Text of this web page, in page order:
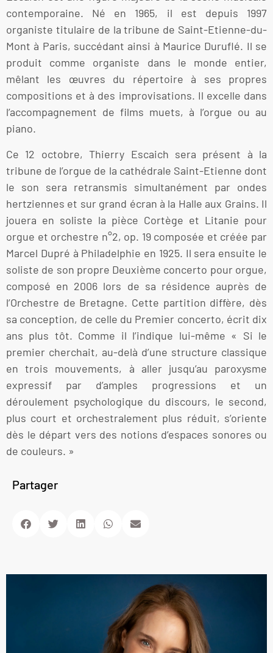
contemporaine. Né en 1965, il est depuis 1997
organiste titulaire de la tribune de Saint-Etienne-du-
Mont à Paris, succédant ainsi à Maurice Duruflé. Il se
produit comme organiste dans le monde entier,
mêlant les œuvres du répertoire à ses propres
compositions et à des improvisations. Il excelle dans
l’accompagnement de films muets, à l’orgue ou au
piano.
Ce 12 octobre, Thierry Escaich sera présent à la
tribune de l’orgue de la cathédrale Saint-Etienne dont
le son sera retransmis simultanément par ondes
hertziennes et sur grand écran à la Halle aux Grains. Il
jouera en soliste la pièce Cortège et Litanie pour
orgue et orchestre n°2, op. 19 composée et créée par
Marcel Dupré à Philadelphie en 1925. Il sera ensuite le
soliste de son propre Deuxième concerto pour orgue,
composé en 2006 lors de sa résidence auprès de
l’Orchestre de Bretagne. Cette partition diffère, dès
sa conception, de celle du Premier concerto, écrit dix
ans plus tôt. Comme il l’indique lui-même « Si le
premier cherchait, au-delà d’une structure classique
en trois mouvements, à aller jusqu’au paroxysme
expressif par d’amples progressions et un
déroulement psychologique du discours, le second,
plus court et orchestralement plus réduit, s’oriente
dès le départ vers des notions d’espaces sonores ou
de couleurs. »
Partager